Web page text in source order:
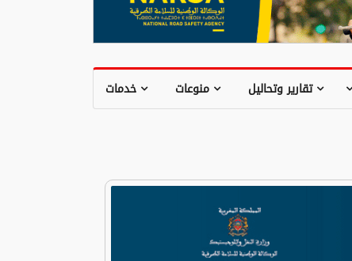
تقارير وتحاليل منوعات خدمات